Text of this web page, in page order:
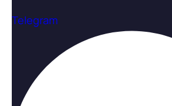
Telegram